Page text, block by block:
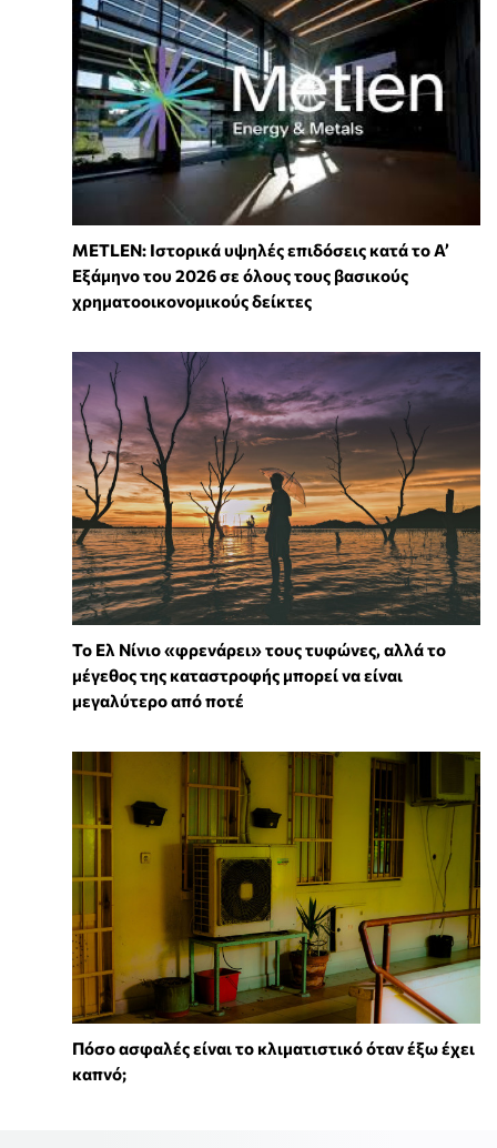
METLEN: Ιστορικά υψηλές επιδόσεις κατά το Α’
Εξάμηνο του 2026 σε όλους τους βασικούς
χρηματοοικονομικούς δείκτες
Το Ελ Νίνιο «φρενάρει» τους τυφώνες, αλλά το
μέγεθος της καταστροφής μπορεί να είναι
μεγαλύτερο από ποτέ
Πόσο ασφαλές είναι το κλιματιστικό όταν έξω έχει
καπνό;